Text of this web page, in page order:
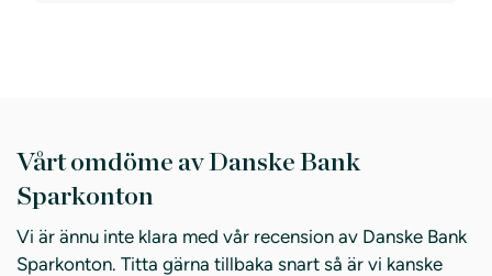
Vårt omdöme av Danske Bank
Sparkonton
Vi är ännu inte klara med vår recension av Danske Bank
Sparkonton. Titta gärna tillbaka snart så är vi kanske